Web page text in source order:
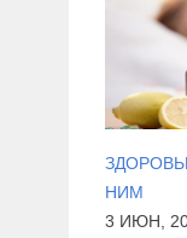
НИМ
3 ИЮН,